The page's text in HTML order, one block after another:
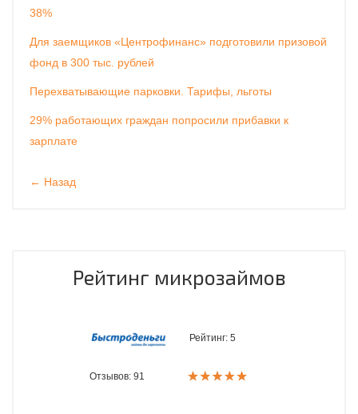
38%
Для заемщиков «Центрофинанс» подготовили призовой
фонд в 300 тыс. рублей
Перехватывающие парковки. Тарифы, льготы
29% работающих граждан попросили прибавки к
зарплате
← Назад
Рейтинг микрозаймов
Рейтинг: 5
Отзывов: 91